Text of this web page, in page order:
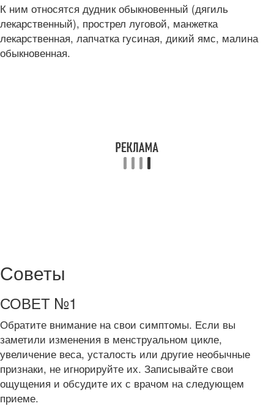
К ним относятся дудник обыкновенный (дягиль
лекарственный), прострел луговой, манжетка
лекарственная, лапчатка гусиная, дикий ямс, малина
обыкновенная.
Советы
СОВЕТ №1
Обратите внимание на свои симптомы. Если вы
заметили изменения в менструальном цикле,
увеличение веса, усталость или другие необычные
признаки, не игнорируйте их. Записывайте свои
ощущения и обсудите их с врачом на следующем
приеме.